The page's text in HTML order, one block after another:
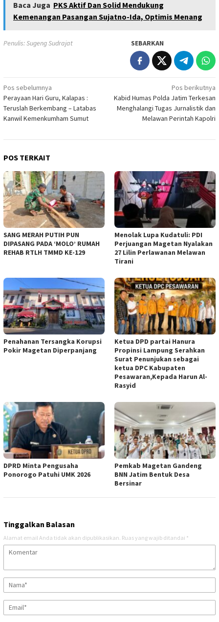
Baca Juga PKS Aktif Dan Solid Mendukung
Kemenangan Pasangan Sujatno-Ida, Optimis Menang
Penulis: Sugeng Sudrajat SEBARKAN
Navigasi
pos
Pos sebelumnya
Perayaan Hari Guru, Kalapas :
Teruslah Berkembang – Latabas
Kanwil Kemenkumham Sumut
Pos berikutnya
Kabid Humas Polda Jatim Terkesan
Menghalangi Tugas Jurnalistik dan
Melawan Perintah Kapolri
POS TERKAIT
SANG MERAH PUTIH PUN
DIPASANG PADA ‘MOLO’ RUMAH
REHAB RTLH TMMD KE-129
Menolak Lupa Kudatuli: PDI
Perjuangan Magetan Nyalakan
27 Lilin Perlawanan Melawan
Tirani
Penahanan Tersangka Korupsi
Pokir Magetan Diperpanjang
Ketua DPD partai Hanura
Propinsi Lampung Serahkan
Surat Penunjukan sebagai
ketua DPC Kabupaten
Pesawaran,Kepada Harun Al-
Rasyid
DPRD Minta Pengusaha
Ponorogo Patuhi UMK 2026
Pemkab Magetan Gandeng
BNN Jatim Bentuk Desa
Bersinar
Tinggalkan Balasan
Alamat email Anda tidak akan dipublikasikan. Ruas yang wajib ditandai *